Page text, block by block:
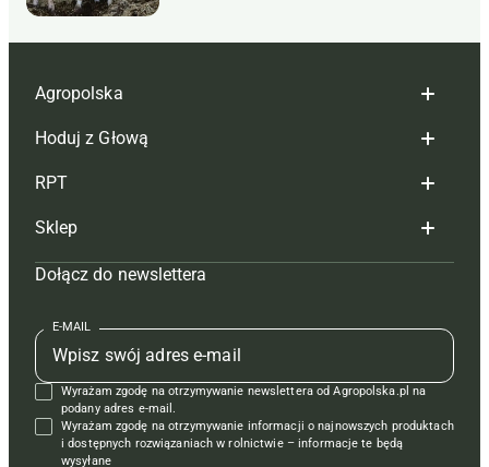
Agropolska
Redakcja
Reklama
Tagi
Mapa serwisu
Kontakt
Regulamin
Polityka prywatności
Hoduj z Głową
Hoduj z głową bydło
Hoduj z głową świnie
Prenumerata
Redakcja
Kontakt
Reklama
RPT
Redakcja
Prenumerata
Reklama
Kontakt
Krzyżówki
Sklep
Czasopisma i prenumerata
Książki
Regulamin
Dołącz do newslettera
E-MAIL
Wyrażam zgodę na otrzymywanie newslettera od Agropolska.pl na
podany adres e-mail.
Wyrażam zgodę na otrzymywanie informacji o najnowszych produktach
i dostępnych rozwiązaniach w rolnictwie – informacje te będą
wysyłane